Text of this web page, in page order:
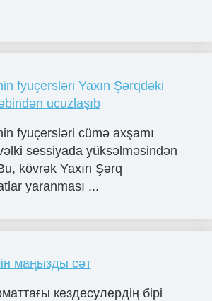
fyuçersləri Yaxın Şərqdəki
ucuzlaşıb
fyuçersləri cümə axşamı
sessiyada yüksəlməsindən
kövrək Yaxın Şərq
yaranması ...
маңызды сәт
кездесулердің бірі